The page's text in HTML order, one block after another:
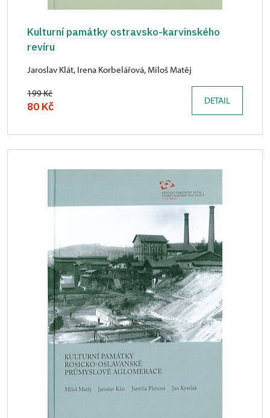
Kulturní památky ostravsko-karvinského
revíru
Jaroslav Klát, Irena Korbelářová, Miloš Matěj
199 Kč
80 Kč DETAIL